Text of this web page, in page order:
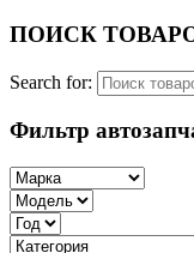
ПОИСК
Search for:
Фильтр